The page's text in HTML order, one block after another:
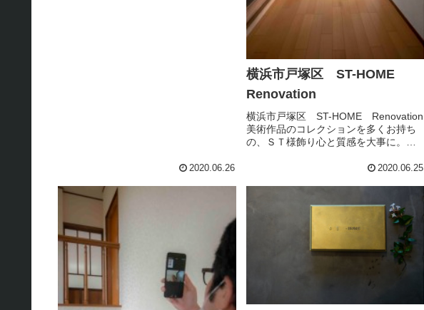
2020.06.26
横浜市戸塚区 ST-HOME
Renovation
横浜市戸塚区 ST-HOME Renovation
美術作品のコレクションを多くお持ち
の、ＳＴ様飾り心と質感を大事に。既
のお互いの役割で、既存もすっかりと
2020.06.25